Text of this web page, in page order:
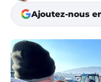
Ajoutez-nous